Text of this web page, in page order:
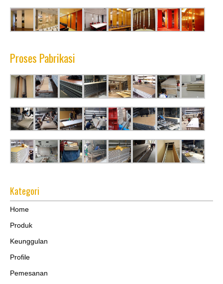
Proses Pabrikasi
Kategori
Home
Produk
Keunggulan
Profile
Pemesanan